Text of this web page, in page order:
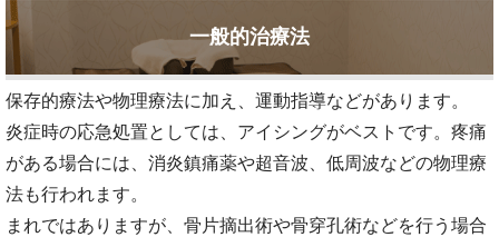
一般的治療法
保存的療法や物理療法に加え、運動指導などがあります。
炎症時の応急処置としては、アイシングがベストです。疼痛
がある場合には、消炎鎮痛薬や超音波、低周波などの物理療
法も行われます。
まれではありますが、骨片摘出術や骨穿孔術などを行う場合